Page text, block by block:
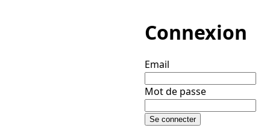
Connexion
Email
Mot de passe
Se connecter